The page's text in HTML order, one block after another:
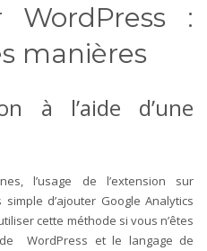
WordPress :
manières
à l’aide d’une
l’usage de l’extension sur
d’ajouter Google Analytics
cette méthode si vous n’êtes
WordPress et le langage de